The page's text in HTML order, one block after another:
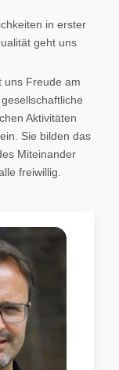
in erster
geht uns
uns Freude am
Aktivitäten
Sie bilden das
Miteinander
freiwillig.